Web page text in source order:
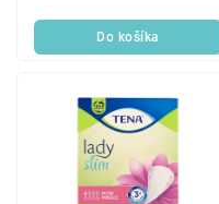
Do košíka